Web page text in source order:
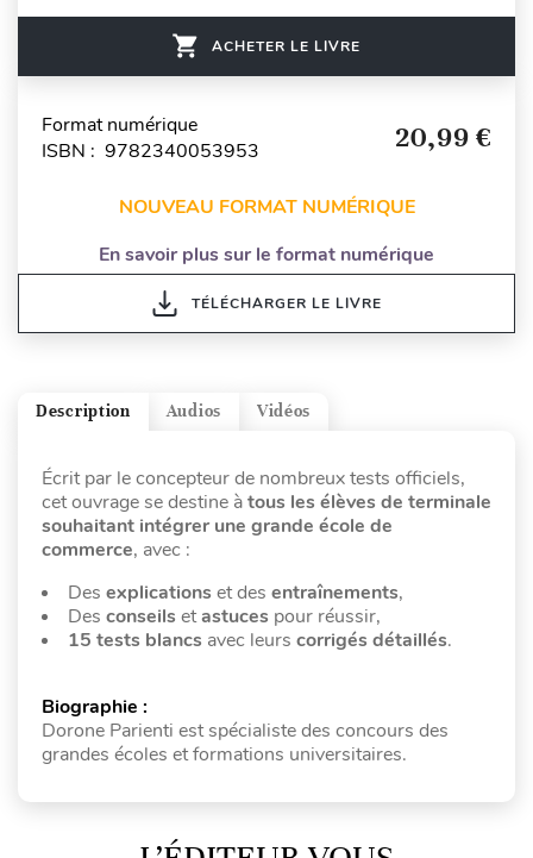
ACHETER LE LIVRE
Format numérique
ISBN : 9782340053953
20,99 €
NOUVEAU FORMAT NUMÉRIQUE
En savoir plus sur le format numérique
TÉLÉCHARGER LE LIVRE
Vidéos
Audios
Description
Écrit par le concepteur de nombreux tests officiels,
cet ouvrage se destine àtous les élèves de terminale
souhaitant intégrer une grande école de
commerce, avec :
Des explications et des entraînements,
Des conseils etastuces pour réussir,
15 tests blancs avec leurs corrigés détaillés.
Biographie :
Dorone Parienti est spécialiste des concours des
grandes écoles et formations universitaires.